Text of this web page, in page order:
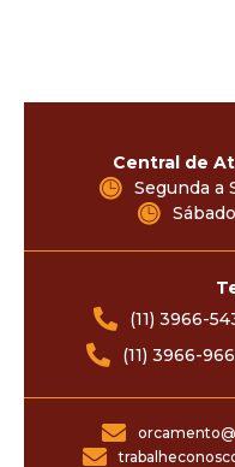
Central de
Segunda a
(11) 3966-
(11) 3966-